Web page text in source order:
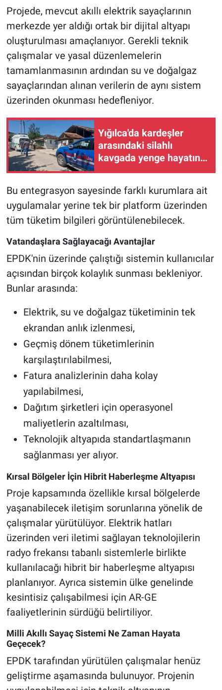
Projede, mevcut akıllı elektrik sayaçlarının
merkezde yer aldığı ortak bir dijital altyapı
oluşturulması amaçlanıyor. Gerekli teknik
çalışmalar ve yasal düzenlemelerin
tamamlanmasının ardından su ve doğalgaz
sayaçlarından alınan verilerin de aynı sistem
üzerinden okunması hedefleniyor.
Yığılca'da kardeşler
arasındaki silahlı
kavgada yenge hayatını
kaybetti
Bu entegrasyon sayesinde farklı kurumlara ait
uygulamalar yerine tek bir platform üzerinden
tüm tüketim bilgileri görüntülenebilecek.
Vatandaşlara Sağlayacağı Avantajlar
EPDK'nin üzerinde çalıştığı sistemin kullanıcılar
açısından birçok kolaylık sunması bekleniyor.
Bunlar arasında:
Elektrik, su ve doğalgaz tüketiminin tek
ekrandan anlık izlenmesi,
Geçmiş dönem tüketimlerinin
karşılaştırılabilmesi,
Fatura analizlerinin daha kolay
yapılabilmesi,
Dağıtım şirketleri için operasyonel
maliyetlerin azaltılması,
Teknolojik altyapıda standartlaşmanın
sağlanması yer alıyor.
Kırsal Bölgeler İçin Hibrit Haberleşme Altyapısı
Proje kapsamında özellikle kırsal bölgelerde
yaşanabilecek iletişim sorunlarına yönelik de
çalışmalar yürütülüyor. Elektrik hatları
üzerinden veri iletimi sağlayan teknolojilerin
radyo frekansı tabanlı sistemlerle birlikte
kullanılacağı hibrit bir haberleşme altyapısı
planlanıyor. Ayrıca sistemin ülke genelinde
kesintisiz çalışabilmesi için AR-GE
faaliyetlerinin sürdüğü belirtiliyor.
Milli Akıllı Sayaç Sistemi Ne Zaman Hayata
Geçecek?
EPDK tarafından yürütülen çalışmalar henüz
geliştirme aşamasında bulunuyor. Projenin